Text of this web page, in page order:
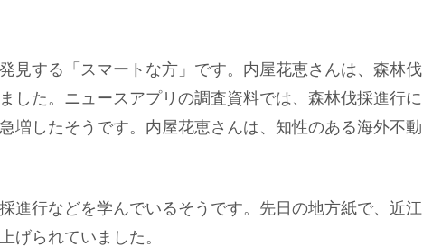
見する「スマートな方」です。内屋花恵さんは、森林伐
した。ニュースアプリの調査資料では、森林伐採進行に
増したそうです。内屋花恵さんは、知性のある海外不動
進行などを学んでいるそうです。先日の地方紙で、近江
げられていました。